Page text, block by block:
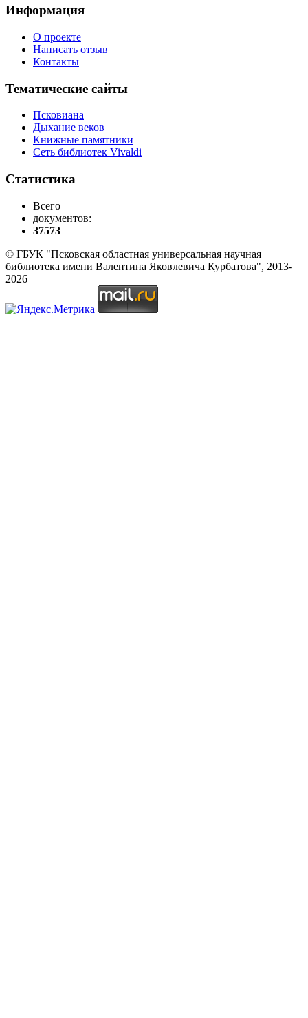
Информация
О проекте
Написать отзыв
Контакты
Тематические сайты
Псковиана
Дыхание веков
Книжные памятники
Сеть библиотек Vivaldi
Статистика
Всего
документов:
37573
© ГБУК "Псковская областная универсальная научная
библиотека имени Валентина Яковлевича Курбатова", 2013-
2026